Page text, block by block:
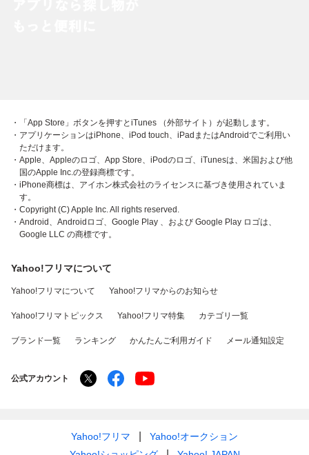
・「App Store」ボタンを押すとiTunes （外部サイト）が起動します。
・アプリケーションはiPhone、iPod touch、iPadまたはAndroidでご利用い
ただけます。
・Apple、Appleのロゴ、App Store、iPodのロゴ、iTunesは、米国および他
国のApple Inc.の登録商標です。
・iPhone商標は、アイホン株式会社のライセンスに基づき使用されていま
す。
・Copyright (C) Apple Inc. All rights reserved.
・Android、Androidロゴ、Google Play 、および Google Play ロゴは、
Google LLC の商標です。
Yahoo!フリマについて
Yahoo!フリマについて Yahoo!フリマからのお知らせ
Yahoo!フリマトピックス Yahoo!フリマ特集 カテゴリ一覧
ブランド一覧 ランキング かんたんご利用ガイド メール通知設定
公式アカウント
Yahoo!フリマ
Yahoo!オークション